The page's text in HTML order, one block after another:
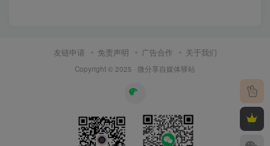
友链申请 免责声明 广告合作 关于我们
Copyright © 2025 · 微分享自媒体驿站